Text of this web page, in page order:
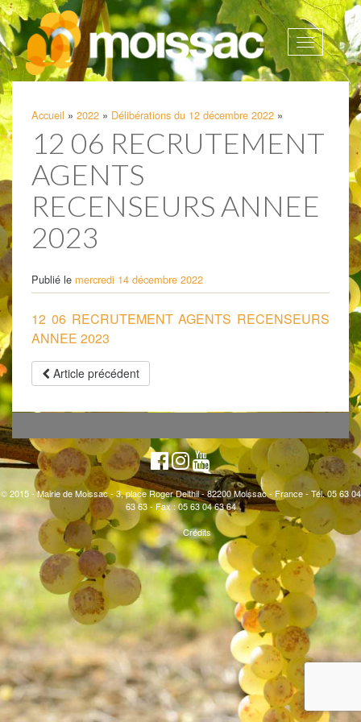
Afficher
la
Accueil » 2022 » Délibérations du 12 décembre 2022 »
12 06 RECRUTEMENT
AGENTS
RECENSEURS ANNEE
2023
Publié le mercredi 14 décembre 2022
12 06 RECRUTEMENT AGENTS RECENSEURS
ANNEE 2023
Article précédent
© 2015 - Mairie de Moissac - 3, place Roger Delthil - 82200 Moissac - France - Tél. 05 63 04
63 63 - Fax : 05 63 04 63 64
Crédits